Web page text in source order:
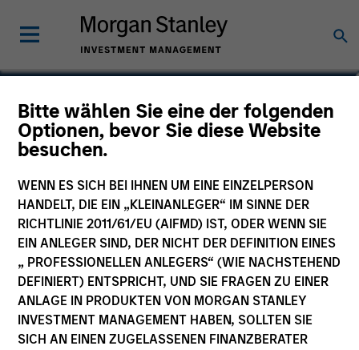
Bitte wählen Sie eine der folgenden
Optionen, bevor Sie diese Website
besuchen.
WENN ES SICH BEI IHNEN UM EINE EINZELPERSON
HANDELT, DIE EIN „KLEINANLEGER“ IM SINNE DER
RICHTLINIE 2011/61/EU (AIFMD) IST, ODER WENN SIE
EIN ANLEGER SIND, DER NICHT DER DEFINITION EINES
„ PROFESSIONELLEN ANLEGERS“ (WIE NACHSTEHEND
DEFINIERT) ENTSPRICHT, UND SIE FRAGEN ZU EINER
ANLAGE IN PRODUKTEN VON MORGAN STANLEY
INVESTMENT MANAGEMENT HABEN, SOLLTEN SIE
SICH AN EINEN ZUGELASSENEN FINANZBERATER
Steven Turner, CFA
Managing Director